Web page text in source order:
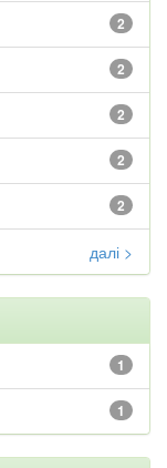
2
2
2
2
2
далі >
1
1